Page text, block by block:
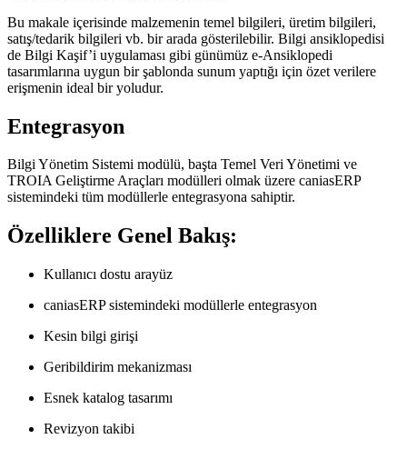
Bu makale içerisinde malzemenin temel bilgileri, üretim bilgi­leri,
satış/tedarik bilgileri vb. bir arada gösterilebilir. Bilgi ansik­lopedisi
de Bilgi Kaşif’i uygulaması gibi günümüz e-Ansiklopedi
tasarımlarına uygun bir şablonda sunum yaptığı için özet veri­lere
erişmenin ideal bir yoludur.
Entegrasyon
Bilgi Yönetim Sistemi modülü, başta Temel Veri Yönetimi ve
TROIA Geliştirme Araçları modülleri olmak üzere caniasERP
sistemindeki tüm modüllerle entegrasyona sahiptir.
Özelliklere Genel Bakış:
Kullanıcı dostu arayüz
caniasERP sistemindeki modüllerle entegrasyon
Kesin bilgi girişi
Geribildirim mekanizması
Esnek katalog tasarımı
Revizyon takibi